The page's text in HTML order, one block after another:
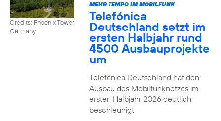
Credits: Phoenix Tower
Germany
MEHR TEMPO IM MOBILFUNK
Telefónica
Deutschland setzt im
ersten Halbjahr rund
4500 Ausbauprojekte
um
Telefónica Deutschland hat den
Ausbau des Mobilfunknetzes im
ersten Halbjahr 2026 deutlich
beschleunigt